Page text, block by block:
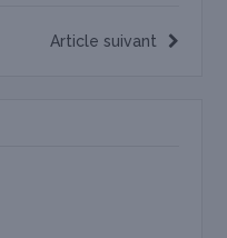
Article suivant